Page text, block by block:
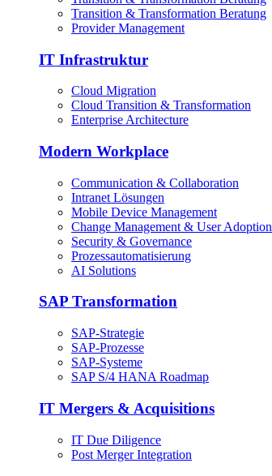
Transition & Transformation Beratung
Provider Management
IT Infrastruktur
Cloud Migration
Cloud Transition & Transformation
Enterprise Architecture
Modern Workplace
Communication & Collaboration
Intranet Lösungen
Mobile Device Management
Change Management & User Adoption
Security & Governance
Prozessautomatisierung
AI Solutions
SAP Transformation
SAP-Strategie
SAP-Prozesse
SAP-Systeme
SAP S/4 HANA Roadmap
IT Mergers & Acquisitions
IT Due Diligence
Post Merger Integration